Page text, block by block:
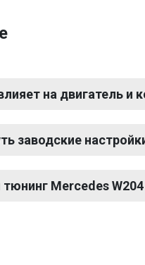
на двигатель и
заводские
Mercedes W204